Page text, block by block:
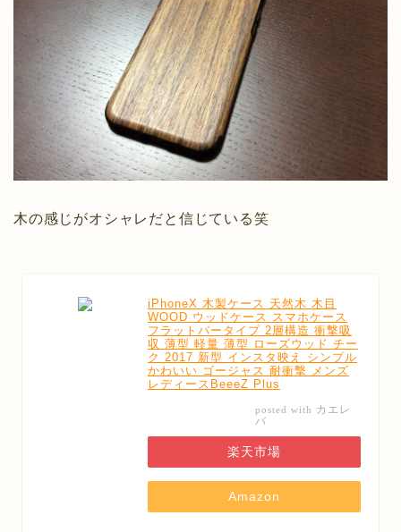
木の感じがオシャレだと信じている笑
iPhoneX 木製ケース 天然木 木目
WOOD ウッドケース スマホケース
フラットバータイプ 2層構造 衝撃吸
収 薄型 軽量 薄型 ローズウッド チー
ク 2017 新型 インスタ映え シンプル
かわいい ゴージャス 耐衝撃 メンズ
レディースBeeeZ Plus
posted with カエレ
バ
楽天市場
Amazon